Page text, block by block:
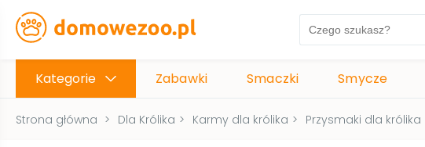
Kategorie Zabawki Smaczki Smycze
Strona główna > Dla Królika > Karmy dla królika > Przysmaki dla królika